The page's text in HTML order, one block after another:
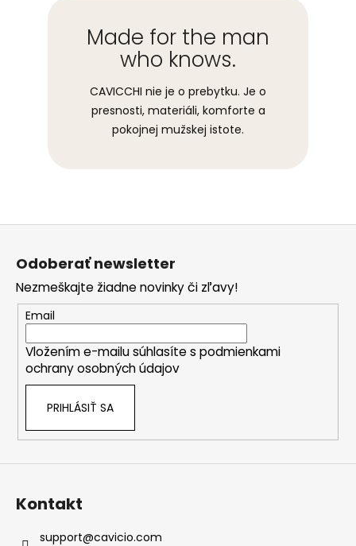
Made for the man
who knows.
CAVICCHI nie je o prebytku. Je o
presnosti, materiáli, komforte a
pokojnej mužskej istote.
Odoberať newsletter
Nezmeškajte žiadne novinky či zľavy!
Email
Vložením e-mailu súhlasíte s podmienkami
ochrany osobných údajov
PRIHLÁSIŤ SA
Kontakt
support@cavicio.com